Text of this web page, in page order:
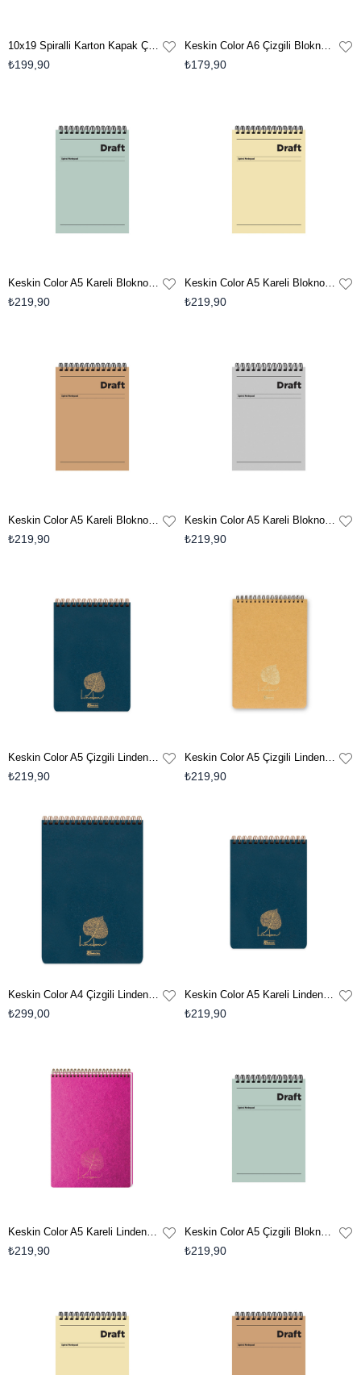
10x19 Spiralli Karton Kapak Çizgili La Plume Leaves Bloknot - Turuncu
₺199,90
Keskin Color A6 Çizgili Bloknot Linden - Koyu Yeşil
₺179,90
Keskin Color A5 Kareli Bloknot Draft - Yeşil
₺219,90
Keskin Color A5 Kareli Bloknot Draft - Sarı
₺219,90
Keskin Color A5 Kareli Bloknot Draft - Kahverengi
₺219,90
Keskin Color A5 Kareli Bloknot Draft - Gri
₺219,90
Keskin Color A5 Çizgili Linden Bloknot - Mavi
₺219,90
Keskin Color A5 Çizgili Linden Bloknot - Krem
₺219,90
Keskin Color A4 Çizgili Linden Bloknot-Mavi
₺299,00
Keskin Color A5 Kareli Linden Bloknot - Mavi
₺219,90
Keskin Color A5 Kareli Linden Bloknot - Fuşya
₺219,90
Keskin Color A5 Çizgili Bloknot Draft - Yeşil
₺219,90